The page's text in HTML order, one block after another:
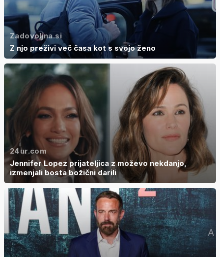
Zadovoljna.si
Z njo preživi več časa kot s svojo ženo
24ur.com
Jennifer Lopez prijateljica z moževo nekdanjo,
izmenjali bosta božični darili